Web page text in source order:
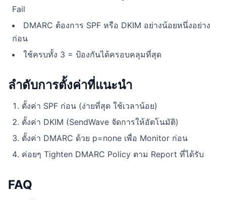
Fail
DMARC ต้องการ SPF หรือ DKIM อย่างน้อยหนึ่งอย่าง
ก่อน
ใช้ครบทั้ง 3 = ป้องกันได้ครอบคลุมที่สุด
ลำดับการตั้งค่าที่แนะนำ
ตั้งค่า SPF ก่อน (ง่ายที่สุด ใช้เวลาน้อย)
ตั้งค่า DKIM (SendWave จัดการให้อัตโนมัติ)
ตั้งค่า DMARC ด้วย p=none เพื่อ Monitor ก่อน
ค่อยๆ Tighten DMARC Policy ตาม Report ที่ได้รับ
FAQ